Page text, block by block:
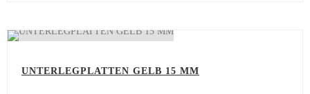
UNTERLEGPLATTEN GELB 15 MM